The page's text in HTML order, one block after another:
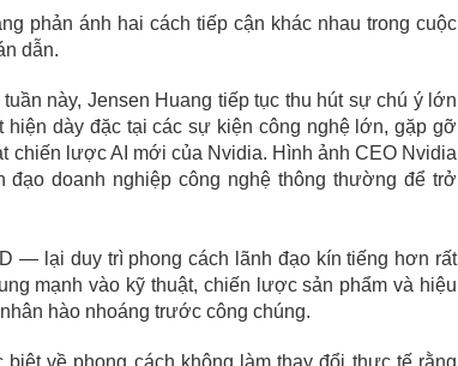
phản ánh hai cách tiếp cận khác nhau trong cuộc
dẫn.
này, Jensen Huang tiếp tục thu hút sự chú ý lớn
dày đặc tại các sự kiện công nghệ lớn, gặp gỡ
chiến lược AI mới của Nvidia. Hình ảnh CEO Nvidia
doanh nghiệp công nghệ thông thường để trở
— lại duy trì phong cách lãnh đạo kín tiếng hơn rất
mạnh vào kỹ thuật, chiến lược sản phẩm và hiệu
hào nhoáng trước công chúng.